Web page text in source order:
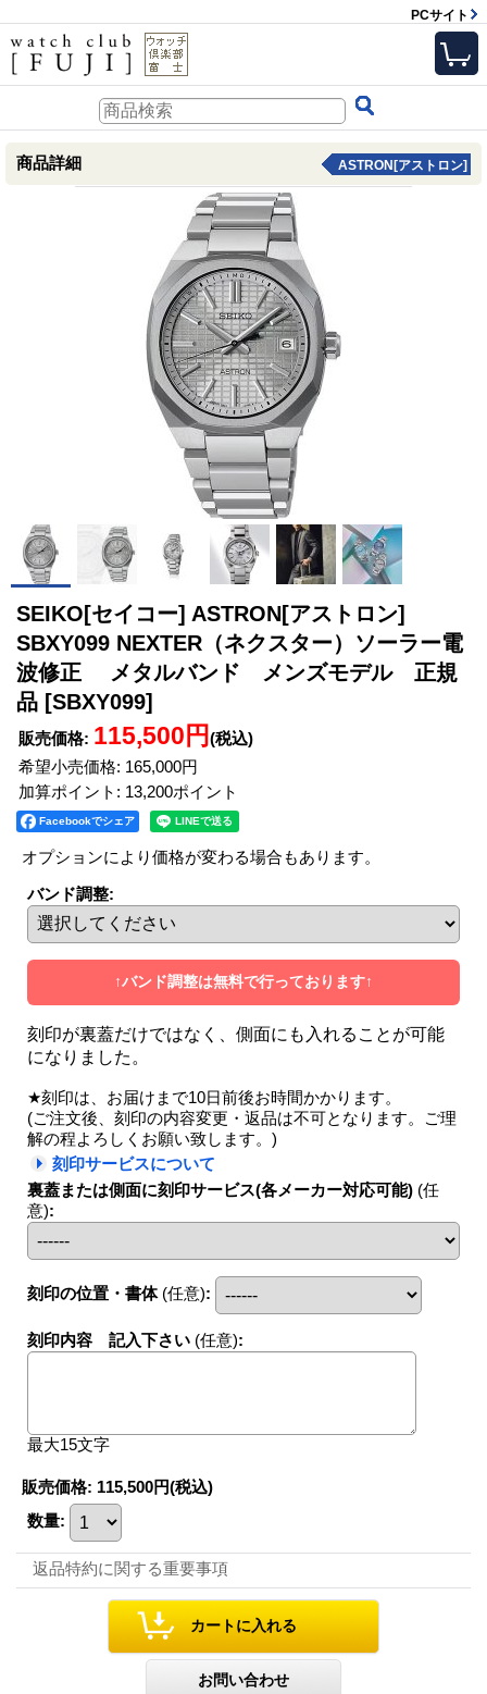
PCサイト
商品詳細 ASTRON[アストロン]
SEIKO[セイコー] ASTRON[アストロン]
SBXY099 NEXTER（ネクスター）ソーラー電
波修正 メタルバンド メンズモデル 正規
品 [SBXY099]
販売価格: 115,500円 (税込)
希望小売価格: 165,000円
加算ポイント: 13,200ポイント
Facebookでシェア
オプションにより価格が変わる場合もあります。
バンド調整:
↑バンド調整は無料で行っております↑
刻印が裏蓋だけではなく、側面にも入れることが可能
になりました。
★刻印は、お届けまで10日前後お時間かかります。
(ご注文後、刻印の内容変更・返品は不可となります。ご理
解の程よろしくお願い致します。)
刻印サービスについて
裏蓋または側面に刻印サービス(各メーカー対応可能) (任
意):
刻印の位置・書体 (任意):
刻印内容 記入下さい (任意):
最大15文字
販売価格: 115,500円(税込)
数量:
返品特約に関する重要事項